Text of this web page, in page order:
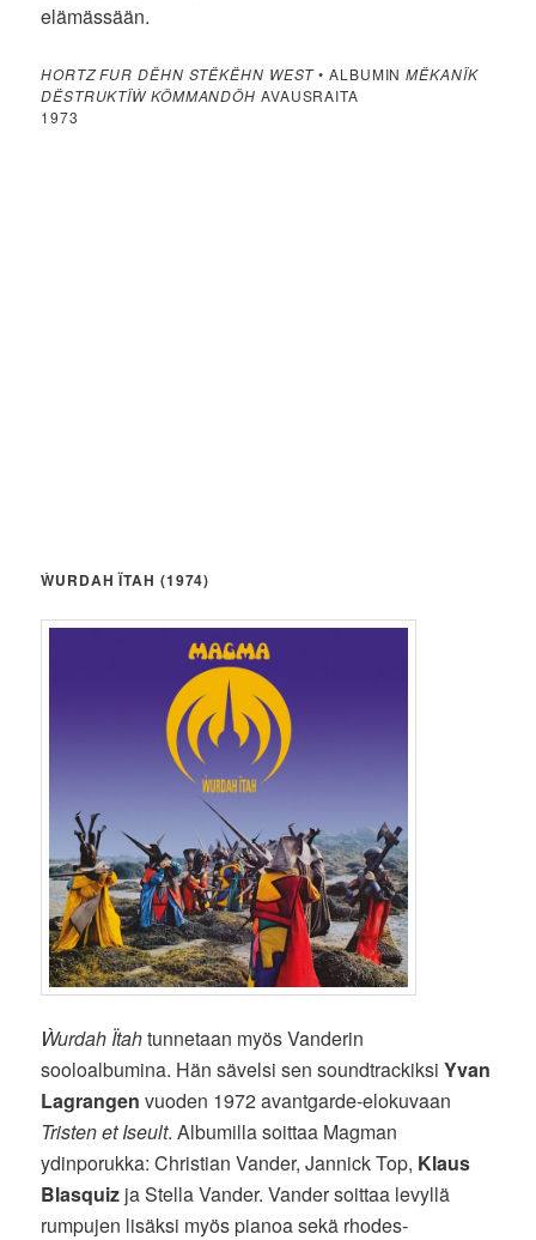
elämässään.
HORTZ FUR DËHN STËKËHN WEST• ALBUMINMËKANÏK
DËSTRUKTÏẀ KÖMMANDÖH AVAUSRAITA
1973
ẀURDAH ÏTAH (1974)
Ẁurdah Ïtahtunnetaan myös Vanderin
sooloalbumina. Hän sävelsi sen soundtrackiksiYvan
Lagrangen vuoden 1972 avantgarde-elokuvaan
Tristen et Iseult. Albumilla soittaa Magman
ydinporukka: Christian Vander, Jannick Top, Klaus
Blasquiz ja Stella Vander. Vander soittaa levyllä
rumpujen lisäksi myös pianoa sekä rhodes-